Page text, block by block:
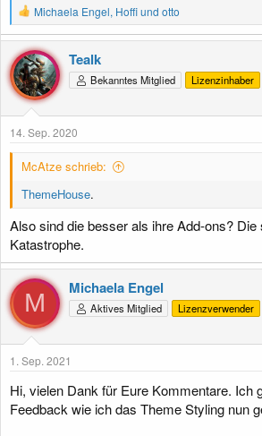
R
e
a
k
t
i
o
n
n
Michaela Engel, Hoffiund otto
Tealk
Bekanntes Mitglied Lizenzinhaber
14. Sep. 2020
McAtze schrieb:
ThemeHouse.
Also sind die besser als ihre Add-ons? Die
Katastrophe.
M
Michaela Engel
Aktives Mitglied Lizenzverwender
1. Sep. 2021
Hi, vielen Dank für Eure Kommentare. Ich
Feedback wie ich das Theme Styling nun